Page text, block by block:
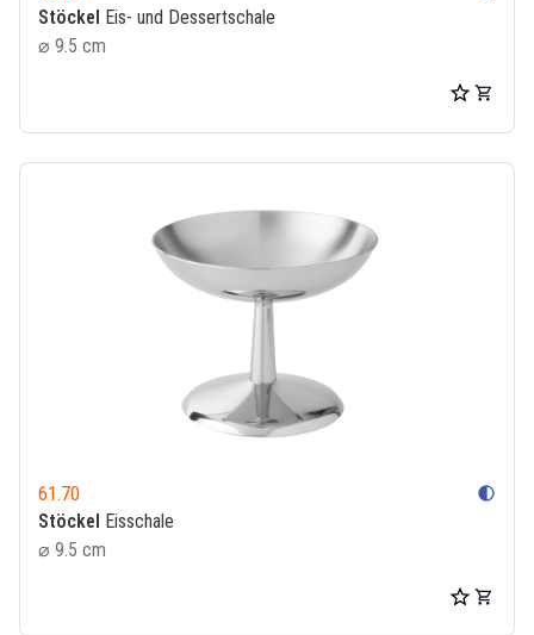
Stöckel Eis- und Dessertschale
⌀ 9.5 cm
61.70 contrast
Stöckel Eisschale
⌀ 9.5 cm